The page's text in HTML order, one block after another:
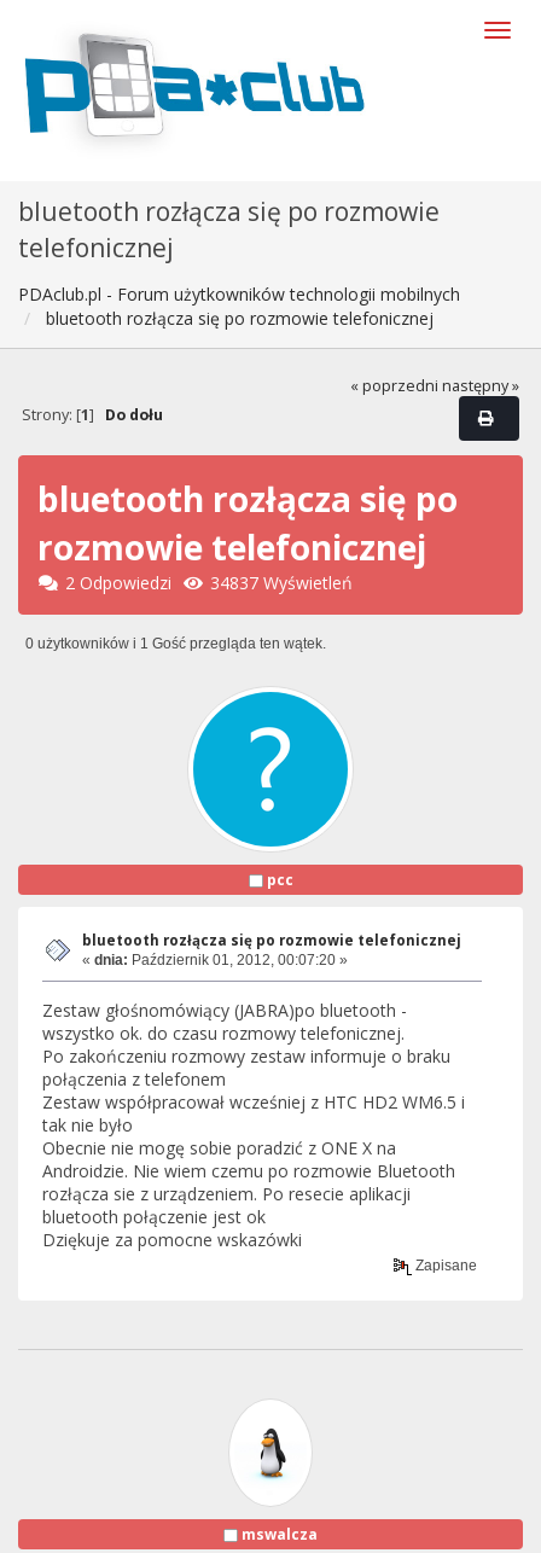
bluetooth rozłącza się po rozmowie
telefonicznej
PDAclub.pl - Forum użytkowników technologii mobilnych
bluetooth rozłącza się po rozmowie telefonicznej
« poprzedni następny »
Strony: [1] Do dołu
bluetooth rozłącza się po
rozmowie telefonicznej
2 Odpowiedzi 34837 Wyświetleń
0 użytkowników i 1 Gość przegląda ten wątek.
pcc
bluetooth rozłącza się po rozmowie telefonicznej
« dnia: Październik 01, 2012, 00:07:20 »
Zestaw głośnomówiący (JABRA)po bluetooth -
wszystko ok. do czasu rozmowy telefonicznej.
Po zakończeniu rozmowy zestaw informuje o braku
połączenia z telefonem
Zestaw współpracował wcześniej z HTC HD2 WM6.5 i
tak nie było
Obecnie nie mogę sobie poradzić z ONE X na
Androidzie. Nie wiem czemu po rozmowie Bluetooth
rozłącza sie z urządzeniem. Po resecie aplikacji
bluetooth połączenie jest ok
Dziękuje za pomocne wskazówki
Zapisane
mswalcza